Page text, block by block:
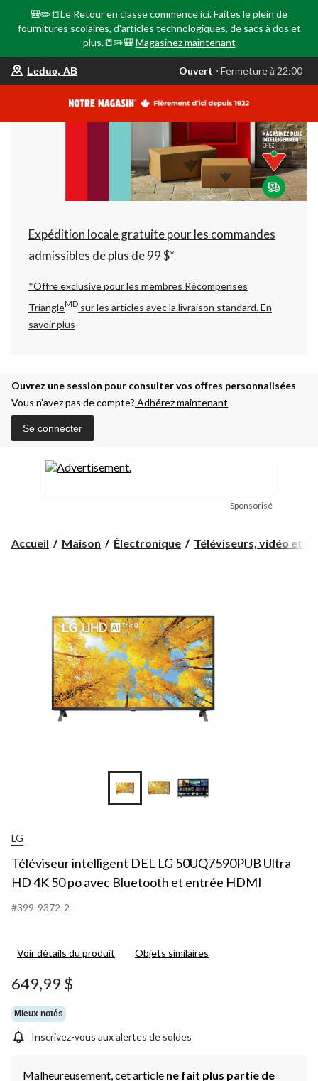
🎒✏️📒Le Retour en classe commence ici. Faites le plein de
fournitures scolaires, d'articles technologiques, de sacs à dos et
plus.📒✏️🎒 Magasinez maintenant
votre
est
AB,
Ouvert,
Fermeture
à
22:00
changer
Leduc, AB Ouvert ⋅ Fermeture à 22:00
Expédition locale gratuite pour les commandes
admissibles de plus de 99 $*
*Offre exclusive pour les membres Récompenses
TriangleMD sur les articles avec la livraison standard.En
savoir plus
Ouvrez une session pour consulter vos offres personnalisées
Vous n’avez pas de compte? Adhérez maintenant
Se connecter
Sponsorisé
Accueil Maison Électronique Téléviseurs, vidéo et
LG
Téléviseur intelligent DEL LG 50UQ7590PUB Ultra
HD 4K 50 po avec Bluetooth et entrée HDMI
#399-9372-2
Voir détails du produit Objets similaires
649,99 $
Mieux notés
Inscrivez-vous aux alertes de soldes
Malheureusement, cet article ne fait plus partie de